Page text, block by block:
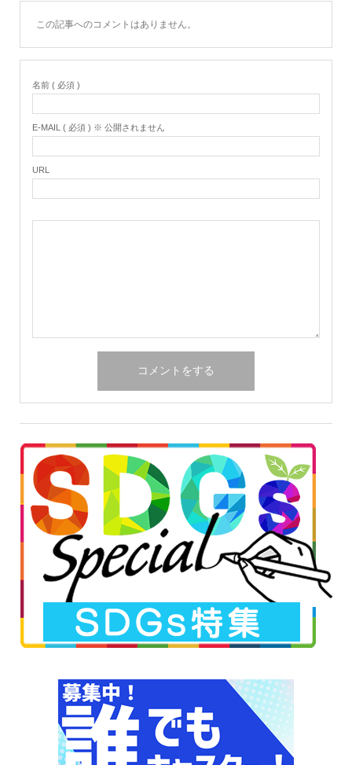
この記事へのコメントはありません。
名前 ( 必須 )
E-MAIL ( 必須 ) ※ 公開されません
URL